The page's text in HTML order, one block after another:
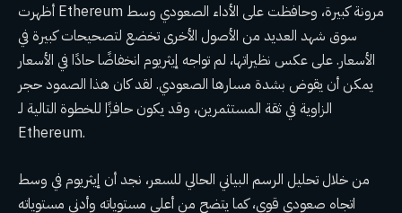
أظهرت Ethereum مرونة كبيرة، وحافظت على الأداء الصعودي وسط
سوق شهد العديد من الأصول الأخرى تخضع لتصحيحات كبيرة في
الأسعار. على عكس نظيراتها، لم تواجه إيثريوم انخفاضًا حادًا في الأسعار
يمكن أن يقوض بشدة مسارها الصعودي. لقد كان هذا الصمود حجر
الزاوية في ثقة المستثمرين، وقد يكون حافزًا للخطوة التالية لـ
Ethereum.
من خلال تحليل الرسم البياني الحالي للسعر، نجد أن إيثريوم في وسط
اتجاه صعودي قوي، كما يتضح من أعلى مستوياته وأدنى مستوياته